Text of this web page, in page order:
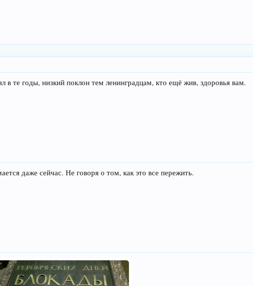
в те годы, низкий поклон тем ленинградцам, кто ещё жив, здоровья вам.
даже сейчас. Не говоря о том, как это все пережить.